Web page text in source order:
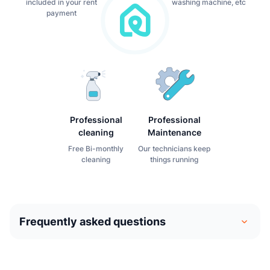
included in your rent
payment
washing machine, etc
Professional
cleaning
Free Bi-monthly
cleaning
Professional
Maintenance
Our technicians keep
things running
Frequently asked questions